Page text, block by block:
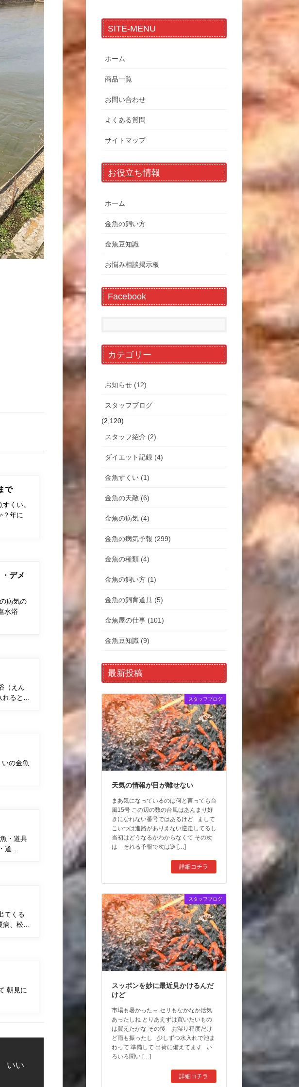
で
くい。
？年に
デメ
病気の
水浴
（えん
れると…
の金魚
・道具
道…
てくる
病、松…
朝見に
いい
SITE-MENU
ホーム
商品一覧
お問い合わせ
よくある質問
サイトマップ
お役立ち情報
ホーム
金魚の飼い方
金魚豆知識
お悩み相談掲示板
Facebook
カテゴリー
お知らせ (12)
スタッフブログ
(2,120)
スタッフ紹介 (2)
ダイエット記録 (4)
金魚すくい (1)
金魚の天敵 (6)
金魚の病気 (4)
金魚の病気予報 (299)
金魚の種類 (4)
金魚の飼い方 (1)
金魚の飼育道具 (5)
金魚屋の仕事 (101)
金魚豆知識 (9)
最新投稿
スタッフブログ
天気の情報が目が離せない
まあ気になっているのは何と言っても台
風15号 この辺の数の台風はあんまり好
きになれない番号ではあるけど まして
こいつは進路がありえない逆走してるし
当初はどうなるかわからなくて その次
は それる予報で次は逆 […]
詳細コチラ
スタッフブログ
スッポンを妙に最近見かけるんだ
けど
市場も暑かった～ セリもなかなか活気
あったしね とりあえずは買いたいもの
は買えたかな その後 お湿り程度だけ
ど雨も振ったし 少しずつ水入れで池ま
わって 準備して 出荷に備えてます い
ろいろ聞い […]
詳細コチラ